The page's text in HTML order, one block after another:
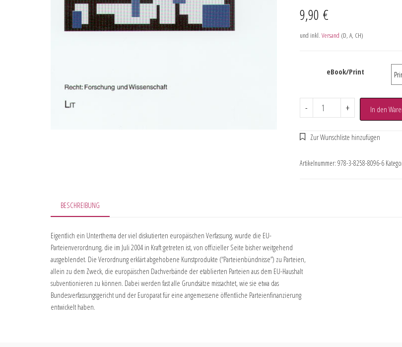
9,90 €
und inkl. Versand (D, A, CH)
eBook/Print
- + In den
Artikelnummer: 978-3-8258-8096-6
BESCHREIBUNG
Eigentlich ein Unterthema der viel diskutierten europäischen Verfassung, wurde die EU-
Parteienverordnung, die im Juli 2004 in Kraft getreten ist, von offizieller Seite bisher weitgehend
ausgeblendet. Die Verordnung erklärt abgehobene Kunstprodukte (“Parteienbündnisse”) zu Parteien,
allein zu dem Zweck, die europäischen Dachverbände der etablierten Parteien aus dem EU-Haushalt
subventionieren zu können. Dabei werden fast alle Grundsätze missachtet, wie sie etwa das
Bundesverfassungsgericht und der Europarat für eine angemessene öffentliche Parteienfinanzierung
entwickelt haben.